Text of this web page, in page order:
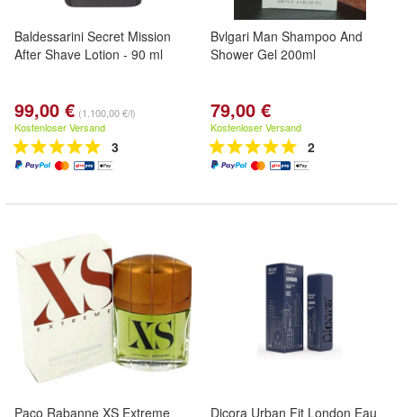
Baldessarini Secret Mission
After Shave Lotion - 90 ml
99,00 € (1.100,00 €/l)
Kostenloser Versand
3
Bvlgari Man Shampoo And
Shower Gel 200ml
79,00 €
Kostenloser Versand
2
Paco Rabanne XS Extreme
Dicora Urban Fit London Eau